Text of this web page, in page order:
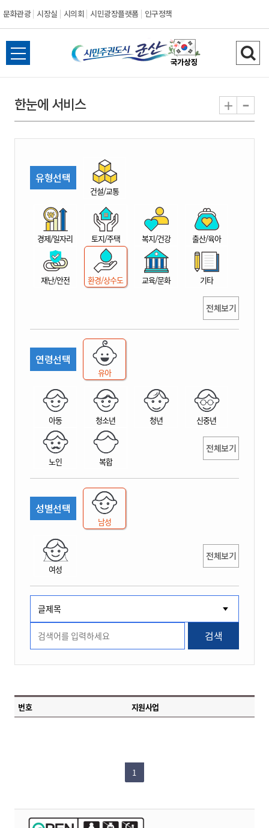
문화관광 시장실 시의회 시민광장플랫폼 인구정책
시
민
권
시
산
전
체
뉴
열
검
색
기
한눈에 서비스 + -
유형선택
건설/교통
경제/일자리 토지/주택 복지/건강 출산/육아
재난/안전 환경/상수도 교육/문화 기타
전체보기
연령선택
유아
아동 청소년 청년 신중년
노인 복합
전체보기
성별선택
남성
여성
전체보기
검색
번호 지원사업
1